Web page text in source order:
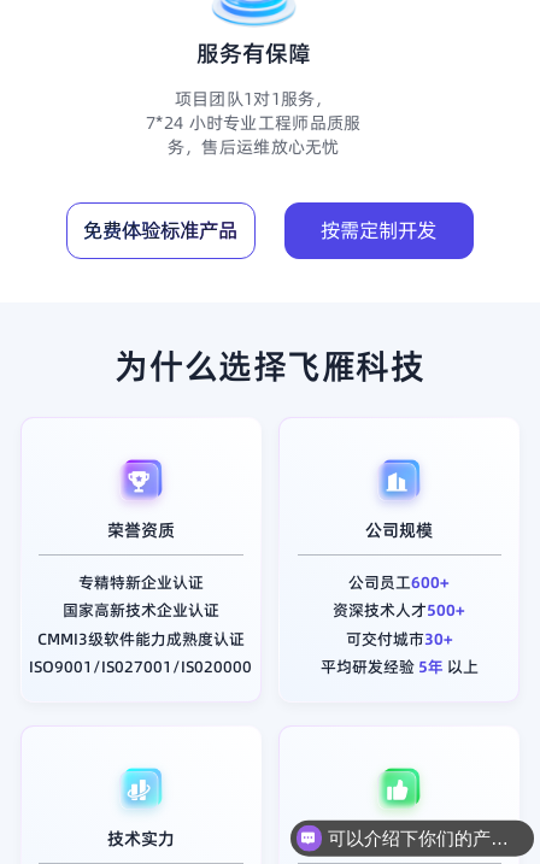
服务有保障
项目团队1对1服务，
7*24 小时专业工程师品质服
务，售后运维放心无忧
免费体验标准产品 按需定制开发
为什么选择飞雁科技
荣誉资质
专精特新企业认证
国家高新技术企业认证
CMMI3级软件能力成熟度认证
ISO9001/IS027001/IS020000
公司规模
公司员工600+
资深技术人才500+
可交付城市30+
平均研发经验5年 以上
技术实力 客户认可
可以介绍下你们的产品么
你们是怎么收费的呢